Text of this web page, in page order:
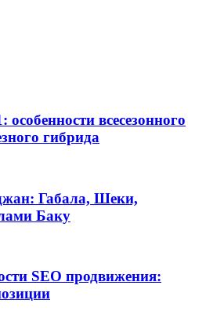
всесезонного
гибрида
Габала, Шеки,
Баку
SEO продвижения: